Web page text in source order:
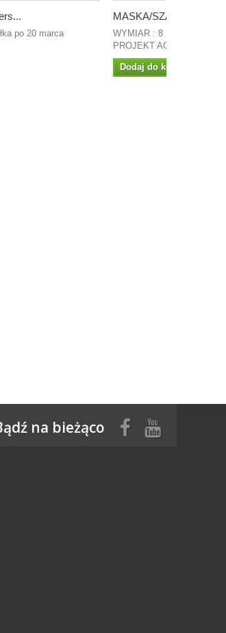
po 20 marca
MASKA/SZABLO...
WYMIAR : 8 X13 CM
PROJEKT AGATERIA
Dodaj do koszyka
na bieżąco